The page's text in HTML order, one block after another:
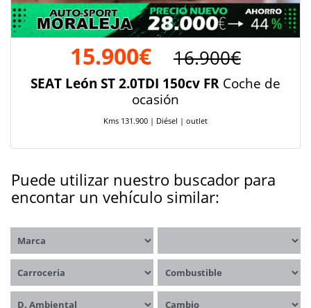
15.900€ 16.900€
SEAT León ST 2.0TDI 150cv FR Coche de
ocasión
Kms 131.900 | Diésel | outlet
Puede utilizar nuestro buscador para
encontar un vehículo similar:
Marca
Carrocerías Combustible
Distintivo ambiental Cambio